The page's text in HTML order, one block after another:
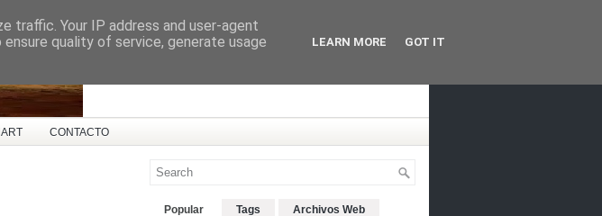
CONTACTO
Popular Tags Archivos Web
traffic. Your IP address and user-agent
quality of service, generate usage
LEARN MORE GOT IT